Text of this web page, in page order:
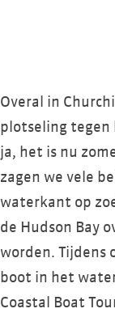
Overal in
plotseling tegen
ja, het is nu
zagen we vele
waterkant op
de Hudson Bay
worden. Tijdens
boot in het
Coastal Boat